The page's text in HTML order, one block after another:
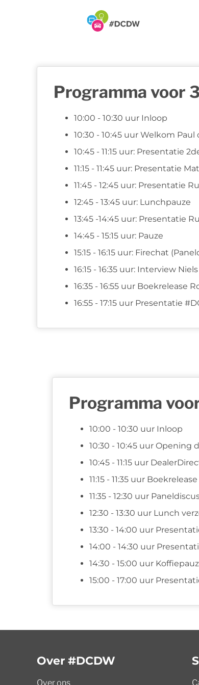
Programma voor
10:00 - 10:30 uur Inloop
10:30 - 10:45 uur Welkom Paul
10:45 - 11:15 uur: Presentatie
11:15 - 11:45 uur: Presentatie
11:45 - 12:45 uur: Presentatie
12:45 - 13:45 uur: Lunchpauze
13:45 -14:45 uur: Presentatie
14:45 - 15:15 uur: Pauze
15:15 - 16:15 uur: Firechat
16:15 - 16:35 uur: Interview
16:35 - 16:55 uur Boekrelease
16:55 - 17:15 uur Presentatie
Programma
10:00 - 10:30 uur Inloop
10:30 - 10:45 uur Opening
10:45 - 11:15 uur
11:15 - 11:35 uur
11:35 - 12:30 uur
12:30 - 13:30 uur Lunch
13:30 - 14:00 uur
14:00 - 14:30 uur
14:30 - 15:00 uur
15:00 - 17:00 uur
Over #DCDW
Over ons